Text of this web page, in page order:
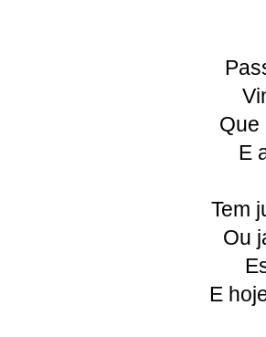
Que
E
Tem
Ou
E